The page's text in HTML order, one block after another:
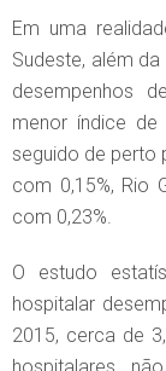
Em uma
Sudeste, além
desempenhos
menor índice
seguido de perto
com 0,15%, Rio
com 0,23%.
O estudo
hospitalar
2015, cerca de